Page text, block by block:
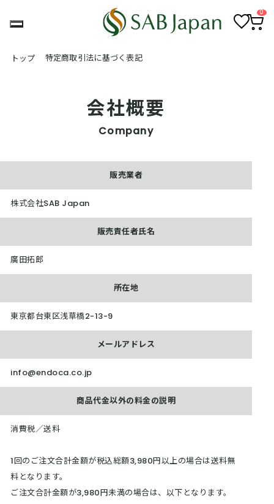
0
トップ 特定商取引法に基づく表記
会社概要
Company
販売業者
株式会社SAB Japan
販売責任者氏名
廣田拓郎
所在地
東京都台東区浅草橋2-13-9
メールアドレス
info@endoca.co.jp
商品代金以外の料金の説明
消費税／送料
1回のご注文合計金額が税込総額3,980円以上の場合は送料無
料となります。
ご注文合計金額が3,980円未満の場合は、以下となります。